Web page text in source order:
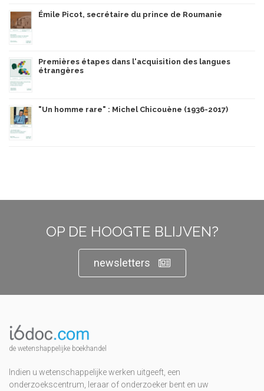
Émile Picot, secrétaire du prince de Roumanie
Premières étapes dans l'acquisition des langues
étrangères
"Un homme rare" : Michel Chicouène (1936-2017)
OP DE HOOGTE BLIJVEN?
newsletters
de wetenshappelijke boekhandel
Indien u wetenschappelijke werken uitgeeft, een
onderzoekscentrum, leraar of onderzoeker bent en uw